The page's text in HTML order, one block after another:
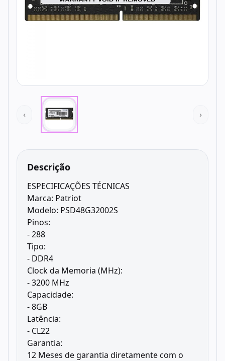
‹ ›
Descrição
ESPECIFICAÇÕES TÉCNICAS
Marca: Patriot
Modelo: PSD48G32002S
Pinos:
- 288
Tipo:
- DDR4
Clock da Memoria (MHz):
- 3200 MHz
Capacidade:
- 8GB
Latência:
- CL22
Garantia:
12 Meses de garantia diretamente com o